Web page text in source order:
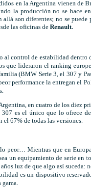
en la Argentina vienen de
la producción no se hace
son diferentes; no se puede
las oficinas de Renault.
al control de estabilidad dentro
que lideraron el ranking
(BMW Serie 3, el 307 y
performance la entregan el
en cuatro de los diez
es el único que lo ofrece
67% de todas las versiones.
peor… Mientras que en
un equipamiento de serie en
luz de que algo así suceda:
es un dispositivo
gama.